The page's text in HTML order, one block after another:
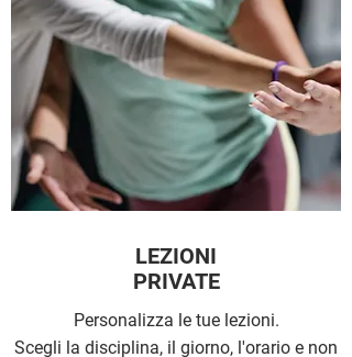
LEZIONI
PRIVATE
Personalizza le tue lezioni.
Scegli la disciplina, il giorno, l'orario e non